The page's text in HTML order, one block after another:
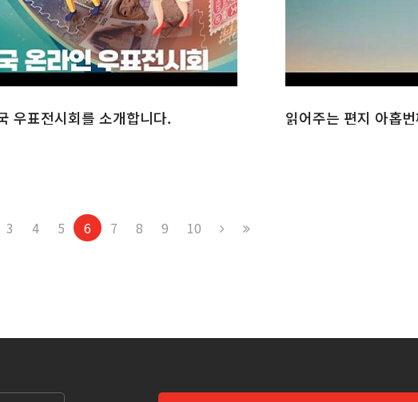
우표전시회를 소개합니다. 읽어주는 편지 아홉
3 4 5 6 7 8 9 10